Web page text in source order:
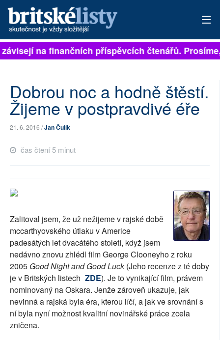
PŘIHLÁSIT
ARCHIV
ROZHOVORY
AUTOŘI
SOCIÁLNÍ SÍTĚ
RUBRIKY
PLNÁ VERZE STRÁNEK
na finančních příspěvcích čtenářů.
Dobrou noc a hodně štěstí.
Žijeme v postpravdivé éře
21. 6. 2016 /Jan Čulík
čas čtení 5 minut
Zalitoval jsem, že už nežijeme v rajské době
mccarthyovského útlaku v Americe
padesátých let dvacátého století, když jsem
nedávno znovu zhlédl film George Clooneyho z roku
2005 Good Night and Good Luck(Jeho recenze z té doby
je v Britských listech ZDE). Je to vynikající film, právem
nominovaný na Oskara. Jenže zároveň ukazuje, jak
nevinná a rajská byla éra, kterou líčí, a jak ve srovnání s
ní byla nyní možnost kvalitní novinářské práce zcela
zničena.